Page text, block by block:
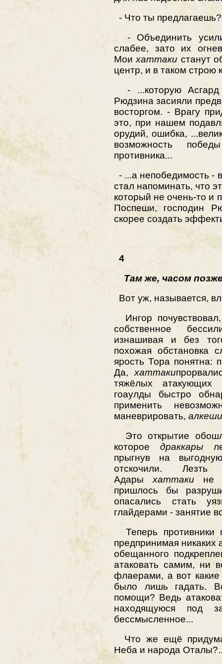
- Что ты предлагаешь?
- Объединить
слабее, зато их
Моихаттаки станут
центр, и в таком строю
- ...которую Асгард
Рюдзина засияли
восторгом. - Врагу
это, при нашем
орудий, ошибка,
возможность
противника...
- ...а непобедимость -
стал напоминать, что
который не очень-то и
Поспеши, господин
скорее создать
4
Там же, часом
Вот уж, называется,
Ингор
собственное
изнашивая и без
похожая обстановка
ярость Тора понятна:
Да,хаттаки
тяжёлых
гоаулды быстро
применить
маневрировать, алкеши
Это открытие
которое драккары
прыгнув на
отскочили.
Адарыхаттаки не
пришлось бы
опасались стать
глайдерами - занятие
Теперь противники
предпринимая никаких
обещанного
атаковать самим, ни
флаерами, а вот
было лишь гадать.
помощи? Ведь
находящуюся под
бессмысленное...
Что же ещё
Неба и народа